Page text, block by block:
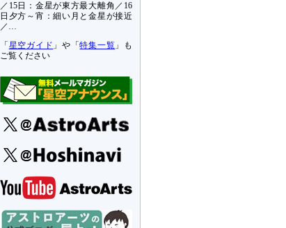
／15日：金星が東方最大離角／16
日夕方～宵：細い月と金星が接近
／…
「 星空ガイド 」や「特集一覧 」も
ご覧ください